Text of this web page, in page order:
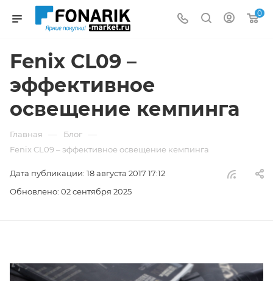
0
Fenix CL09 –
эффективное
освещение кемпинга
Главная — Блог —
Fenix CL09 – эффективное освещение кемпинга
Дата публикации: 18 августа 2017 17:12
Обновлено: 02 сентября 2025